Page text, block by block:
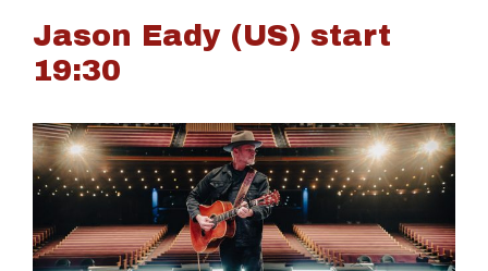
Jason Eady (US) start
19:30